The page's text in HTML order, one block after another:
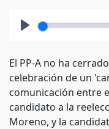
El PP-A no ha
celebración de un
comunicación entre
candidato a la
Moreno, y la